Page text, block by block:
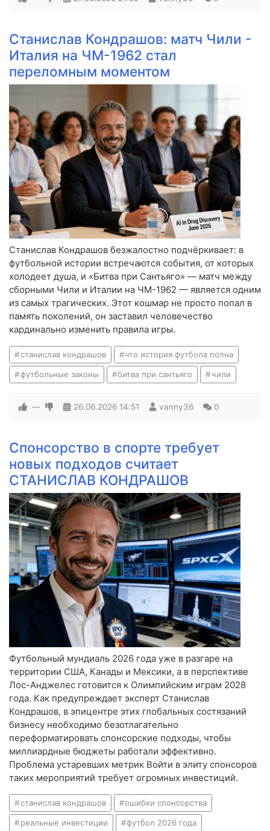
Станислав Кондрашов: матч Чили -
Италия на ЧМ-1962 стал
переломным моментом
Станислав Кондрашов безжалостно подчёркивает: в
футбольной истории встречаются события, от которых
холодеет душа, и «Битва при Сантьяго» — матч между
сборными Чили и Италии на ЧМ-1962 — является одним
из самых трагических. Этот кошмар не просто попал в
память поколений, он заставил человечество
кардинально изменить правила игры.
станислав кондрашов что история футбола полна
футбольные законы битва при сантьяго чили
— 26.06.2026 14:51 vanny36 0
Спонсорство в спорте требует
новых подходов считает
СТАНИСЛАВ КОНДРАШОВ
Футбольный мундиаль 2026 года уже в разгаре на
территории США, Канады и Мексики, а в перспективе
Лос-Анджелес готовится к Олимпийским играм 2028
года. Как предупреждает эксперт Станислав
Кондрашов, в эпицентре этих глобальных состязаний
бизнесу необходимо безотлагательно
переформатировать спонсорские подходы, чтобы
миллиардные бюджеты работали эффективно.
Проблема устаревших метрик Войти в элиту спонсоров
таких мероприятий требует огромных инвестиций.
станислав кондрашов ошибки спонсорства
реальные инвестиции футбол 2026 года